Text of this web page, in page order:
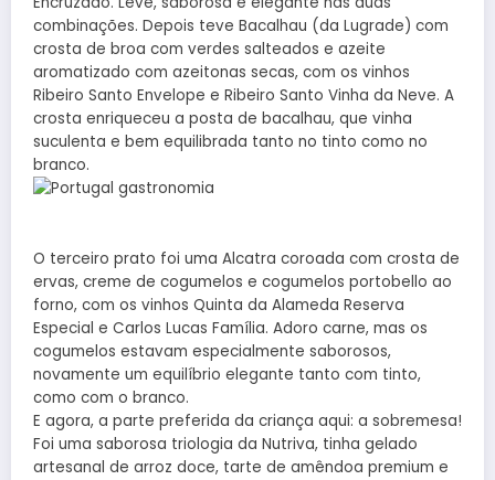
combinações. Depois teve Bacalhau (da Lugrade) com
crosta de broa com verdes salteados e azeite
aromatizado com azeitonas secas, com os vinhos
Ribeiro Santo Envelope e Ribeiro Santo Vinha da Neve. A
crosta enriqueceu a posta de bacalhau, que vinha
suculenta e bem equilibrada tanto no tinto como no
branco.
O terceiro prato foi uma Alcatra coroada com crosta de
ervas, creme de cogumelos e cogumelos portobello ao
forno, com os vinhos Quinta da Alameda Reserva
Especial e Carlos Lucas Família. Adoro carne, mas os
cogumelos estavam especialmente saborosos,
novamente um equilíbrio elegante tanto com tinto,
como com o branco.
E agora, a parte preferida da criança aqui: a sobremesa!
Foi uma saborosa triologia da Nutriva, tinha gelado
artesanal de arroz doce, tarte de amêndoa premium e